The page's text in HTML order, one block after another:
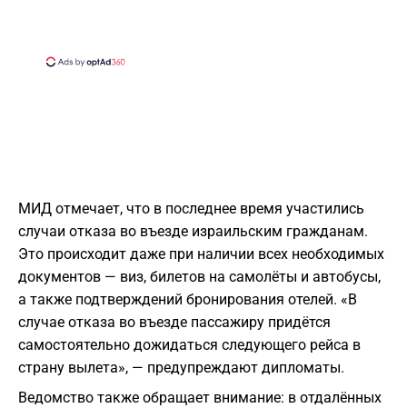
МИД отмечает, что в последнее время участились
случаи отказа во въезде израильским гражданам.
Это происходит даже при наличии всех необходимых
документов — виз, билетов на самолёты и автобусы,
а также подтверждений бронирования отелей. «В
случае отказа во въезде пассажиру придётся
самостоятельно дожидаться следующего рейса в
страну вылета», — предупреждают дипломаты.
Ведомство также обращает внимание: в отдалённых